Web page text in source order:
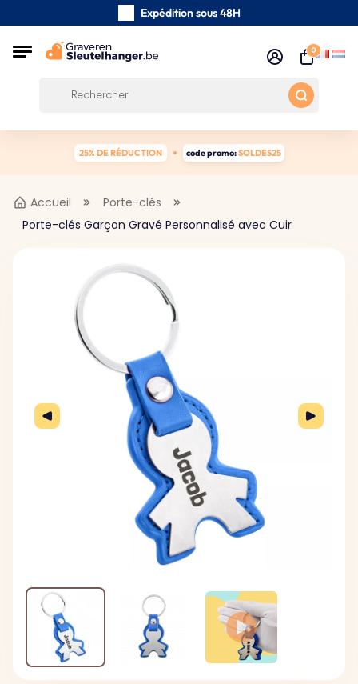
Expédition sous 48H
Avis des clients:
Frais de port gratuits à partir de 39 €
0
25% DE RÉDUCTION code promo:SOLDES25
Accueil
Porte-clés
Porte-clés Garçon Gravé Personnalisé avec Cuir